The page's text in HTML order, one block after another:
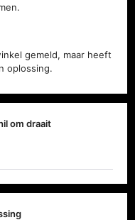
gemeld, maar heeft
oplossing.
om draait